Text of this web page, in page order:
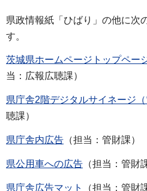
県政情報紙「ひばり」の他に次
す。
茨城県ホームページトップペー
当：広報広聴課）
県庁舎2階デジタルサイネージ（
聴課）
県庁舎内広告 （担当：管財課）
県公用車への広告 （担当：管財
県庁舎広告マット （担当：管財